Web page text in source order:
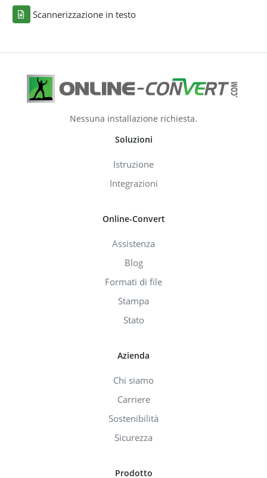
Scannerizzazione in testo
Nessuna installazione richiesta.
Soluzioni
Istruzione
Integrazioni
Online-Convert
Assistenza
Blog
Formati di file
Stampa
Stato
Azienda
Chi siamo
Carriere
Sostenibilità
Sicurezza
Prodotto